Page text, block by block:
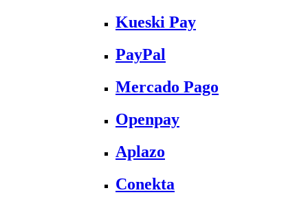
Kueski Pay
PayPal
Mercado Pago
Openpay
Aplazo
Conekta